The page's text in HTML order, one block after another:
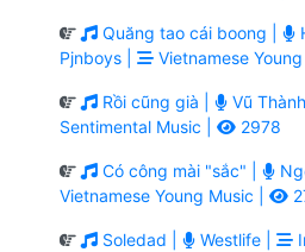
Quăng tao cái boong |
Pjnboys |
Vietnamese Young
Rồi cũng già | Vũ
Sentimental Music |
2978
Có công mài "sắc" |
Vietnamese Young Music |
Soledad | Westlife |